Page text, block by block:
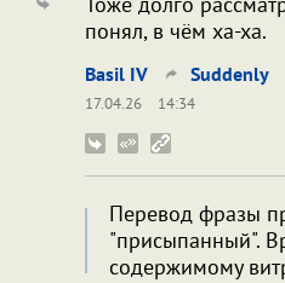
понял, в чём ха-ха.
Bаsil IV Suddenly
17.04.26
14:34
Перевод фразы
"присыпанный".
содержимому